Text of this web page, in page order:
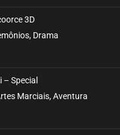
3D
Drama
Special
Marciais, Aventura